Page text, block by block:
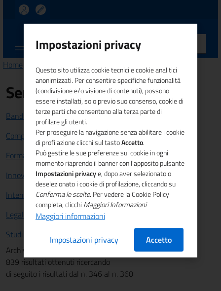
CALABRIA
Home Comunicazione > News
Servizi
Bandi e Finanziamenti
Competitività sistema imprenditoriale
Formazione e lavoro
Innovazione
Internazionalizzazione
Legalità
Studi e statistiche
Archivio News
839 risultati ottenuti ricercando
di seguito i risultati dal n. 346 al n. 360
Impostazioni privacy
Questo sito utilizza cookie tecnici e cookie analitici
anonimizzati. Per consentire specifiche funzionalità
(condivisione e/o visione di contenuti), possono
essere installati, solo previo suo consenso, cookie di
terze parti che consentono alla terza parte di
profilare gli utenti.
Per proseguire la navigazione senza abilitare i cookie
di profilazione clicchi sul tastoAccetto.
Può gestire le sue preferenze sui cookie in ogni
momento riaprendo il banner con l'apposito pulsante
Impostazioni privacye, dopo aver selezionato o
deselezionato i cookie di profilazione, cliccando su
Conferma le scelte. Per vedere la Cookie Policy
completa, clicchi Maggiori Informazioni
Maggiori informazioni
Impostazioni privacy
Accetto